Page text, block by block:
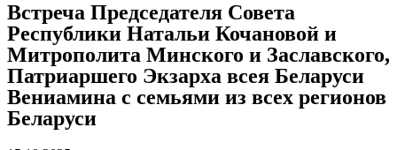
Встреча Председателя Совета
Республики Натальи Кочановой и
Митрополита Минского и Заславского,
Патриаршего Экзарха всея Беларуси
Вениамина с семьями из всех регионов
Беларуси